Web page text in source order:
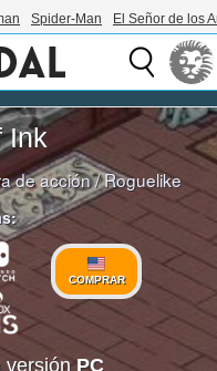
Spider-Man El Señor de los
Ink
de acción/Roguelike
COMPRAR
versiónPC